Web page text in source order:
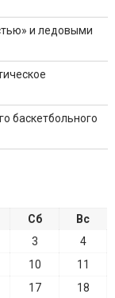
и ледовыми
баскетбольного
Сб
Вс
3
4
10
11
17
18